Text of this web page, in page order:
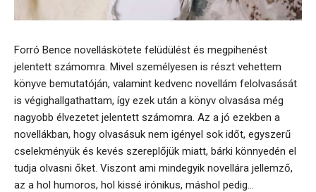
Forró Bence novelláskötete felüdülést és megpihenést
jelentett számomra. Mivel személyesen is részt vehettem
könyve bemutatóján, valamint kedvenc novellám felolvasását
is végighallgathattam, így ezek után a könyv olvasása még
nagyobb élvezetet jelentett számomra. Az a jó ezekben a
novellákban, hogy olvasásuk nem igényel sok időt, egyszerű
cselekményük és kevés szereplőjük miatt, bárki könnyedén el
tudja olvasni őket. Viszont ami mindegyik novellára jellemző,
az a hol humoros, hol kissé irónikus, máshol pedig...